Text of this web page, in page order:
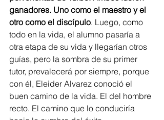
ganadores. Uno como el maestro y el
otro como el discípulo. Luego, como
todo en la vida, el alumno pasaría a
otra etapa de su vida y llegarían otros
guías, pero la sombra de su primer
tutor, prevalecerá por siempre, porque
con él, Eleider Alvarez conoció el
buen camino de la vida. El del hombre
recto. El camino que lo conduciría